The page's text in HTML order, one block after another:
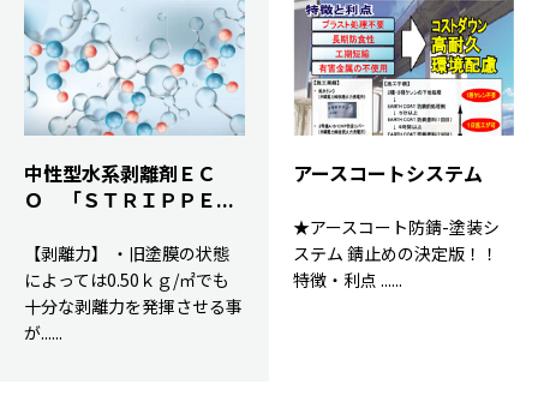
中性型水系剥離剤ＥＣ
Ｏ 「ＳＴＲＩＰＰＥ...
【剥離力】 ・旧塗膜の状態
によっては0.50ｋｇ/㎡でも
十分な剥離力を発揮させる事
が......
アースコートシステム
★アースコート防錆-塗装シ
ステム 錆止めの決定版！！
特徴・利点 ......